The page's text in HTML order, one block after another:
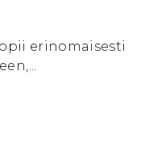
erinomaisesti